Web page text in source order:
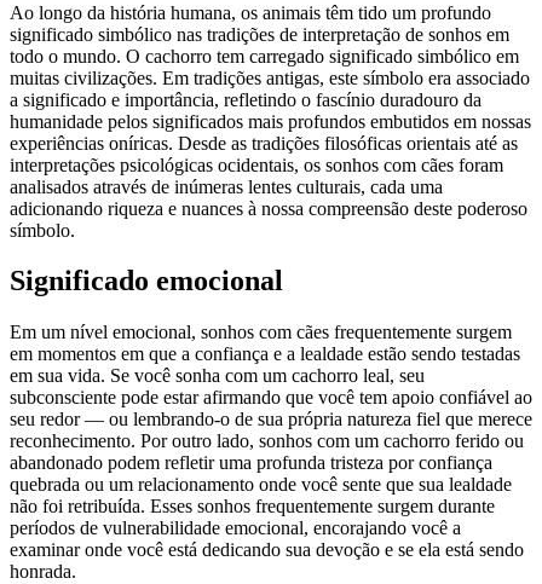
Ao longo da história humana, os animais têm tido um profundo
significado simbólico nas tradições de interpretação de sonhos em
todo o mundo. O cachorro tem carregado significado simbólico em
muitas civilizações. Em tradições antigas, este símbolo era associado
a significado e importância, refletindo o fascínio duradouro da
humanidade pelos significados mais profundos embutidos em nossas
experiências oníricas. Desde as tradições filosóficas orientais até as
interpretações psicológicas ocidentais, os sonhos com cães foram
analisados através de inúmeras lentes culturais, cada uma
adicionando riqueza e nuances à nossa compreensão deste poderoso
símbolo.
Significado emocional
Em um nível emocional, sonhos com cães frequentemente surgem
em momentos em que a confiança e a lealdade estão sendo testadas
em sua vida. Se você sonha com um cachorro leal, seu
subconsciente pode estar afirmando que você tem apoio confiável ao
seu redor — ou lembrando-o de sua própria natureza fiel que merece
reconhecimento. Por outro lado, sonhos com um cachorro ferido ou
abandonado podem refletir uma profunda tristeza por confiança
quebrada ou um relacionamento onde você sente que sua lealdade
não foi retribuída. Esses sonhos frequentemente surgem durante
períodos de vulnerabilidade emocional, encorajando você a
examinar onde você está dedicando sua devoção e se ela está sendo
honrada.